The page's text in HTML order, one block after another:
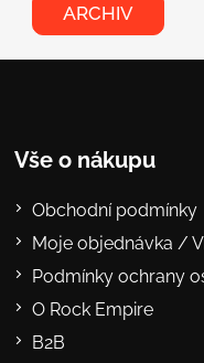
ARCHIV
Vše o nákupu
Obchodní podmínky
Moje objednávka /
Podmínky ochrany
O Rock Empire
B2B